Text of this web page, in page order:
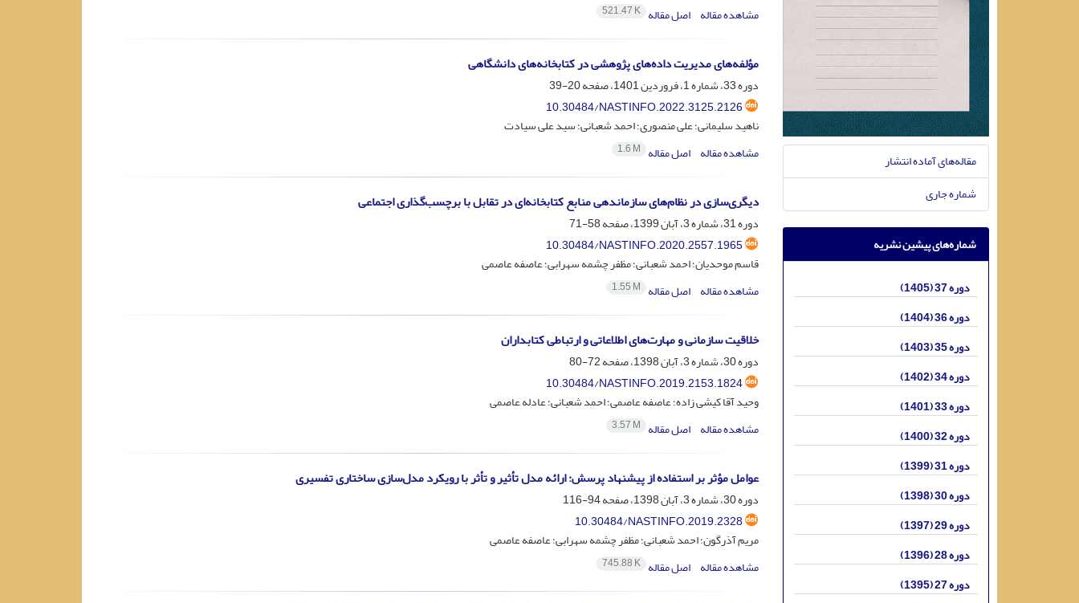
مشاهده مقاله اصل مقاله 521.47 K
مؤلفه‌های مدیریت داده‌های پژوهشی در کتابخانه‌های دانشگاهی
دوره 33، شماره 1، فروردین 1401، صفحه
20-39
10.30484/NASTINFO.2022.3125.2126
ناهید سلیمانی؛ علی منصوری؛ احمد شعبانی؛ سید علی سیادت
مشاهده مقاله اصل مقاله 1.6 M
دیگری‌سازی در نظام‌های سازماندهی منابع کتابخانه‌ای در تقابل با برچسب‌گذاری اجتماعی
دوره 31، شماره 3، آبان 1399، صفحه
58-71
10.30484/NASTINFO.2020.2557.1965
قاسم موحدیان؛ احمد شعبانی؛ مظفر چشمه سهرابی؛ عاصفه عاصمی
مشاهده مقاله اصل مقاله 1.55 M
خلاقیت سازمانی و مهارت‌های اطلاعاتی و ارتباطی کتابداران
دوره 30، شماره 3، آبان 1398، صفحه
72-80
10.30484/NASTINFO.2019.2153.1824
وحید آقا کیشی زاده؛ عاصفه عاصمی؛ احمد شعبانی؛ عادله عاصمی
مشاهده مقاله اصل مقاله 3.57 M
عوامل مؤثر بر استفاده از پیشنهاد پرسش: ارائه مدل تأثیر و تأثر با رویکرد مدل‌سازی ساختاری تفسیری
دوره 30، شماره 3، آبان 1398، صفحه
94-116
10.30484/NASTINFO.2019.2328
مریم آذرگون؛ احمد شعبانی؛ مظفر چشمه سهرابی؛ عاصفه عاصمی
مشاهده مقاله اصل مقاله 745.88 K
مقاله‌های آماده انتشار
شماره جاری
شماره‌های پیشین نشریه
دوره 37 (1405)
دوره 36 (1404)
دوره 35 (1403)
دوره 34 (1402)
دوره 33 (1401)
دوره 32 (1400)
دوره 31 (1399)
دوره 30 (1398)
دوره 29 (1397)
دوره 28 (1396)
دوره 27 (1395)